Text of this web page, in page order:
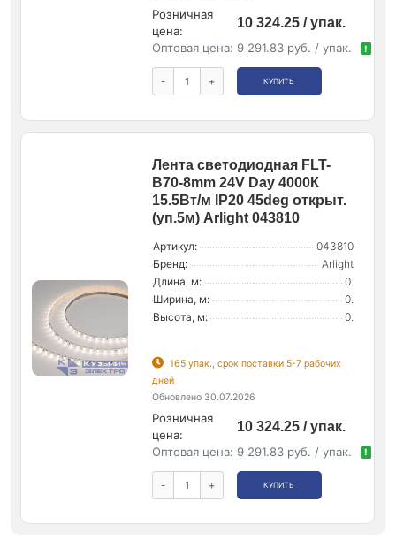
Розничная
цена:
10 324.25 / упак.
Оптовая цена: 9 291.83 руб. / упак. !
- + КУПИТЬ
Лента светодиодная FLT-
B70-8mm 24V Day 4000К
15.5Вт/м IP20 45deg открыт.
(уп.5м) Arlight 043810
Артикул:
043810
Бренд:
Arlight
Длина, м:
0.
Ширина, м:
0.
Высота, м:
0.
165 упак., срок поставки 5-7 рабочих
дней
Обновлено 30.07.2026
Розничная
цена:
10 324.25 / упак.
Оптовая цена: 9 291.83 руб. / упак. !
- + КУПИТЬ